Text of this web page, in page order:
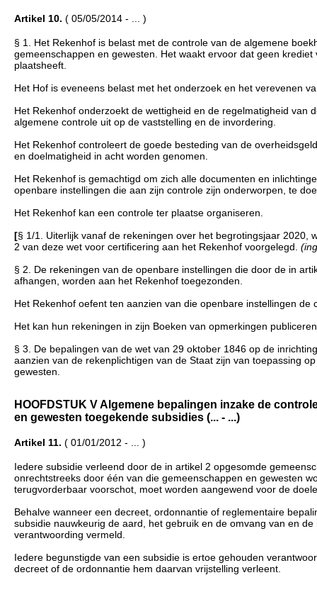
Artikel 10. ( 05/05/2014 - ... )
§ 1. Het Rekenhof is belast met de controle van de algemene
gemeenschappen en gewesten. Het waakt ervoor dat geen
plaatsheeft.
Het Hof is eveneens belast met het onderzoek en het verevenen
Het Rekenhof onderzoekt de wettigheid en de regelmatigheid
algemene controle uit op de vaststelling en de invordering.
Het Rekenhof controleert de goede besteding van de
en doelmatigheid in acht worden genomen.
Het Rekenhof is gemachtigd om zich alle documenten en
openbare instellingen die aan zijn controle zijn onderworpen, te
Het Rekenhof kan een controle ter plaatse organiseren.
[§ 1/1. Uiterlijk vanaf de rekeningen over het begrotingsjaar
2 van deze wet voor certificering aan het Rekenhof voorgelegd.
§ 2. De rekeningen van de openbare instellingen die door de in
afhangen, worden aan het Rekenhof toegezonden.
Het Rekenhof oefent ten aanzien van die openbare instellingen de
Het kan hun rekeningen in zijn Boeken van opmerkingen
§ 3. De bepalingen van de wet van 29 oktober 1846 op de
aanzien van de rekenplichtigen van de Staat zijn van toepassing
gewesten.
HOOFDSTUK V Algemene bepalingen inzake de
en gewesten toegekende subsidies (... - ...)
Artikel 11. ( 01/01/2012 - ... )
Iedere subsidie verleend door de in artikel 2 opgesomde
onrechtstreeks door één van die gemeenschappen en gewesten
terugvorderbaar voorschot, moet worden aangewend voor de
Behalve wanneer een decreet, ordonnantie of reglementaire
subsidie nauwkeurig de aard, het gebruik en de omvang van en
verantwoording vermeld.
Iedere begunstigde van een subsidie is ertoe gehouden
decreet of de ordonnantie hem daarvan vrijstelling verleent.